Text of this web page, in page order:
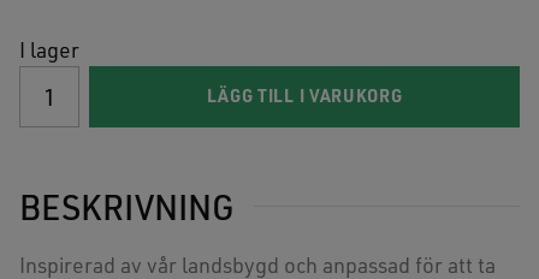
I lager
mängd
LÄGG TILL I VARUKORG
BESKRIVNING
Inspirerad av vår landsbygd och anpassad för att ta